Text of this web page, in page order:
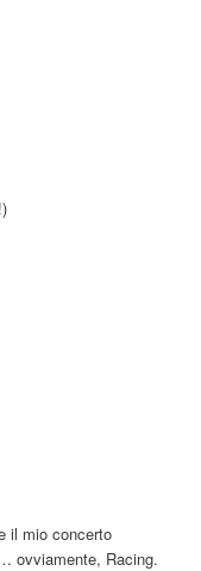
il mio concerto
ovviamente, Racing.